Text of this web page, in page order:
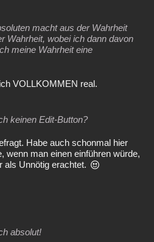
macht aus der Wahrheit
Wahrheit, wobei ich dann davon
meine Wahrheit eine
VOLLKOMMEN real.
keinen Edit-Button?
Habe auch schonmal hier
wenn man einen einführen würde,
als Unnötig erachtet.
absolut!